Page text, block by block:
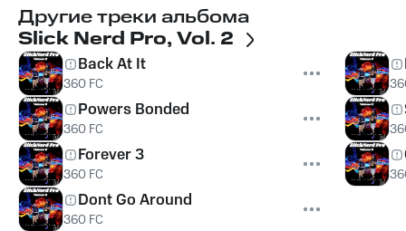
Другие треки альбома
Slick Nerd Pro, Vol. 2
Back At It
360 FC
Powers Bonded
360 FC
Forever 3
360 FC
Dont Go Around
360 FC